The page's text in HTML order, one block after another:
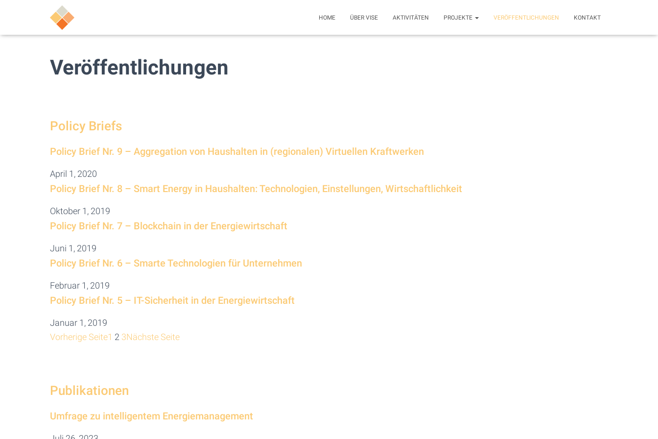
HOME ÜBER VISE AKTIVITÄTEN PROJEKTE VERÖFFENTLICHUNGEN KONTAKT
Veröffentlichungen
Policy Briefs
Policy Brief Nr. 9 – Aggregation von Haushalten in (regionalen) Virtuellen Kraftwerken
April 1, 2020
Policy Brief Nr. 8 – Smart Energy in Haushalten: Technologien, Einstellungen, Wirtschaftlichkeit
Oktober 1, 2019
Policy Brief Nr. 7 – Blockchain in der Energiewirtschaft
Juni 1, 2019
Policy Brief Nr. 6 – Smarte Technologien für Unternehmen
Februar 1, 2019
Policy Brief Nr. 5 – IT-Sicherheit in der Energiewirtschaft
Januar 1, 2019
Vorherige Seite1 2 3Nächste Seite
Publikationen
Umfrage zu intelligentem Energiemanagement